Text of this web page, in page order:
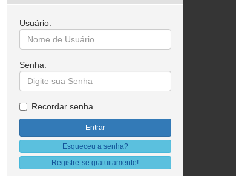
Usuário:
Senha:
Recordar senha
Esqueceu a senha?
Registre-se gratuitamente!